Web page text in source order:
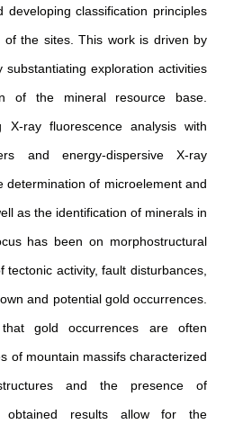
developing classification principles
of the sites. This work is driven by
substantiating exploration activities
of the mineral resource base.
X-ray fluorescence analysis with
and energy-dispersive X-ray
determination of microelement and
as the identification of minerals in
has been on morphostructural
activity, fault disturbances,
and potential gold occurrences.
gold occurrences are often
of mountain massifs characterized
and the presence of
obtained results allow for the